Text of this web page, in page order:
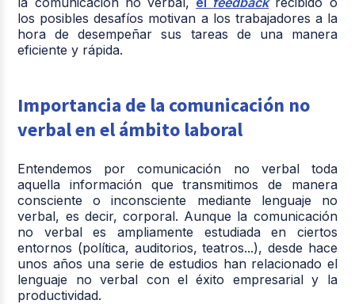
los posibles desafíos motivan a los trabajadores a la
hora de desempeñar sus tareas de una manera
eficiente y rápida.
Importancia de la comunicación no
verbal en el ámbito laboral
Entendemos por comunicación no verbal toda
aquella información que transmitimos de manera
consciente o inconsciente mediante lenguaje no
verbal, es decir, corporal. Aunque la comunicación
no verbal es ampliamente estudiada en ciertos
entornos (política, auditorios, teatros...), desde hace
unos años una serie de estudios han relacionado el
lenguaje no verbal con el éxito empresarial y la
productividad.